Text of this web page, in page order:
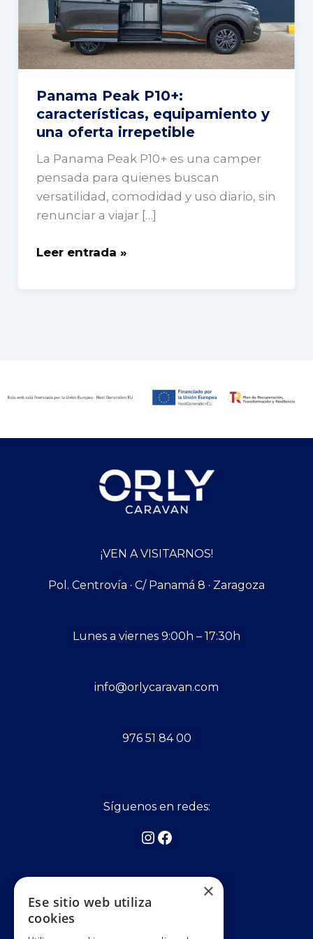
Panama Peak P10+:
características, equipamiento y
una oferta irrepetible
La Panama Peak P10+ es una camper
pensada para quienes buscan
versatilidad, comodidad y uso diario, sin
renunciar a viajar […]
una
oferta
irrepetible
Leer entrada »
¡VEN A VISITARNOS!
Pol. Centrovía · C/ Panamá 8 · Zaragoza
Lunes a viernes 9:00h – 17:30h
info@orlycaravan.com
976 51 84 00
Síguenos en redes:
×
Ese sitio web utiliza
cookies